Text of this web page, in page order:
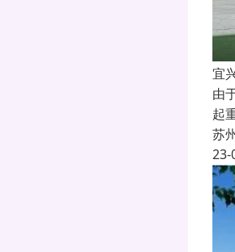
宜
由
起
苏
23-